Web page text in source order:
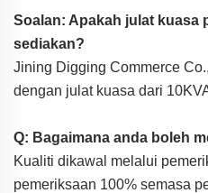
Soalan: Apakah julat kuasa
sediakan?
Jining Digging Commerce
dengan julat kuasa dari
Q: Bagaimana anda boleh
Kualiti dikawal melalui
pemeriksaan 100% semasa